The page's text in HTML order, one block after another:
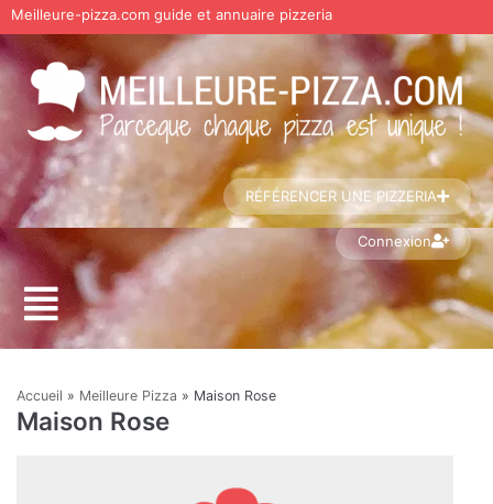
Aller
au
contenu
Meilleure-pizza.com guide et annuaire pizzeria
RÉFÉRENCER UNE PIZZERIA
Connexion
Accueil » Meilleure Pizza » Maison Rose
Maison Rose